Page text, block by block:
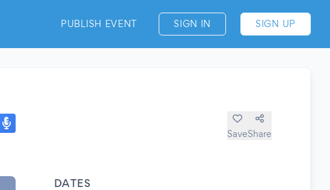
PUBLISH EVENT SIGN IN SIGN UP
SaveShare
DATES